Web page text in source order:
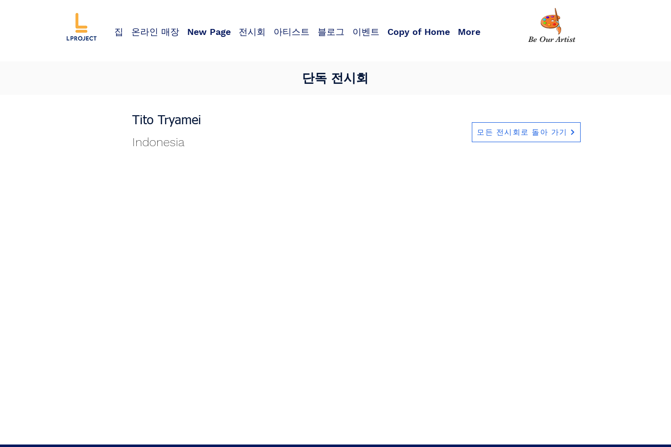
집 온라인 매장 New Page 전시회 아티스트 블로그 이벤트 Copy of Home More
Be Our Artist
단독 전시회
Tito Tryamei
Indonesia
모든 전시회로 돌아 가기